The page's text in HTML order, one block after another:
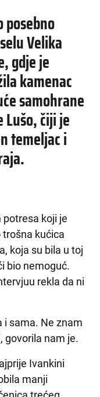
Velika
gdje je
kamenac
samohrane
čiji je
temeljac i
koji je
kućica
koja su bila u toj
bio nemoguć.
rekla da ni
i sama. Ne znam
govorila nam je.
Ivankini
manji